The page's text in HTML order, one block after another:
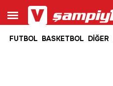
FUTBOL BASKETBOL DİĞER